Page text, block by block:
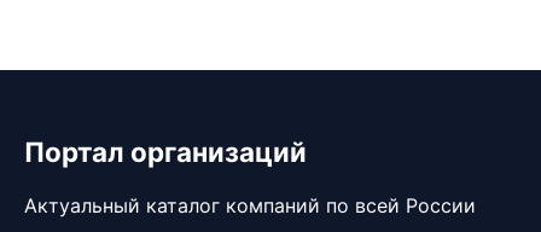
Портал организаций
Актуальный каталог компаний по всей России